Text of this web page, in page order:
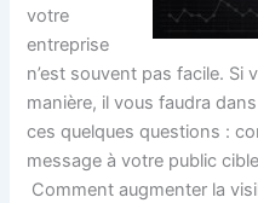
votre
entreprise
n’est souvent pas facile. Si
manière, il vous faudra
ces quelques questions :
message à votre public
Comment augmenter la